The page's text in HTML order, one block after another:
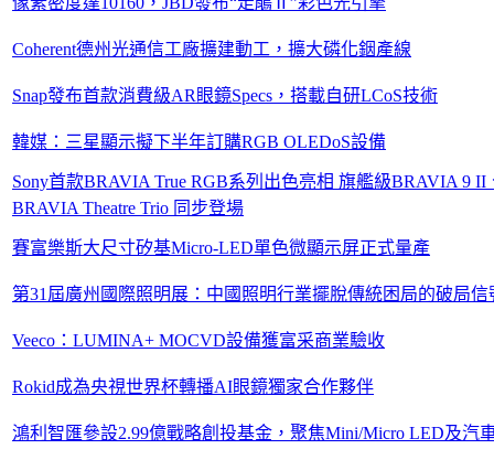
Coherent德州光通信工廠擴建動工，擴大磷化銦產線
Snap發布首款消費級AR眼鏡Specs，搭載自研LCoS技術
韓媒：三星顯示擬下半年訂購RGB OLEDoS設備
Sony首款BRAVIA True RGB系列出色亮相 旗艦級BRAVIA 9
BRAVIA Theatre Trio 同步登場
賽富樂斯大尺寸矽基Micro-LED單色微顯示屏正式量產
第31屆廣州國際照明展：中國照明行業擺脫傳統困局的破局信
Veeco：LUMINA+ MOCVD設備獲富采商業驗收
Rokid成為央視世界杯轉播AI眼鏡獨家合作夥伴
鴻利智匯參設2.99億戰略創投基金，聚焦Mini/Micro LED及汽